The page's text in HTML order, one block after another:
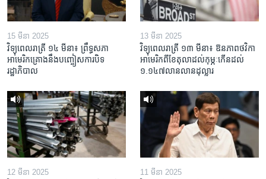
15 មីនា 2025
វិទ្យុពេលរាត្រី ១៤ មីនា៖ ព្រឹទ្ធសភា
អាមេរិកគ្រោងនឹងបញ្ចៀសការបិទ
រដ្ឋាភិបាល
13 មីនា 2025
វិទ្យុពេលរាត្រី ១៣ មីនា៖ ឱនភាព​ថវិកា​
អាមេរិក​ពី​ខែ​តុលា​ដល់​កុម្ភៈ​កើន​ដល់​
១.១៤៧​លានលាន​ដុល្លារ
12 មីនា 2025 11 មីនា 2025